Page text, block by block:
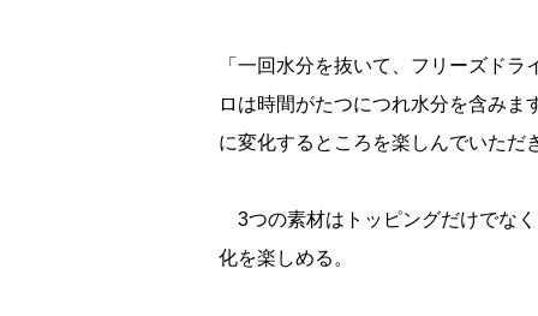
「一回水分を抜いて、フリーズド
ロは時間がたつにつれ水分を含み
に変化するところを楽しんでいただ
3つの素材はトッピングだけでな
化を楽しめる。